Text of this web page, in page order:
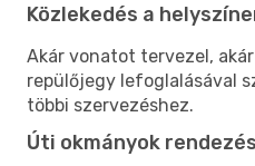
Közlekedés a
Akár vonatot tervezel,
repülőjegy lefoglalásával
többi szervezéshez.
Úti okmányok